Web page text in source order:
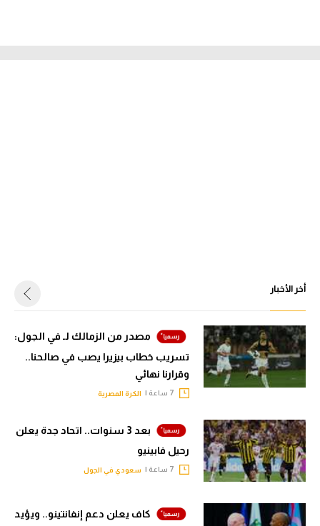
أخر الأخبار
مصدر من الزمالك لـ في الجول:
تسريب خطاب بيزيرا يصب في صالحنا..
وقرارنا نهائي
الكرة المصرية
بعد 3 سنوات.. اتحاد جدة يعلن
رحيل فابينيو
سعودي في الجول
كاف يعلن دعم إنفانتينو.. ويؤيد